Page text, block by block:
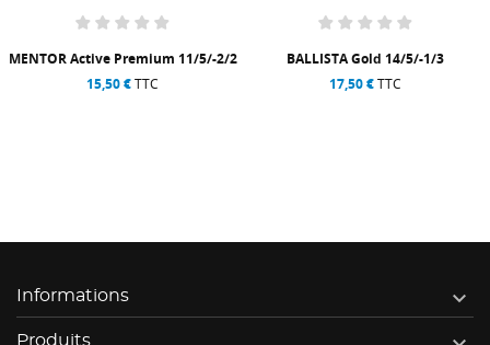
MENTOR Active Premium 11/5/-2/2
15,50 €TTC
BALLISTA Gold 14/5/-1/3
17,50 €TTC
Informations 
Produits